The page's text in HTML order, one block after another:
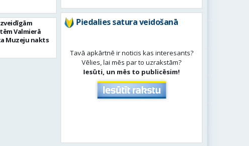
Valmierā
Muzeju nakts
Piedalies satura veidošanā
Tavā apkārtnē ir noticis kas interesants?
Vēlies, lai mēs par to uzrakstām?
Iesūti, un mēs to publicēsim!